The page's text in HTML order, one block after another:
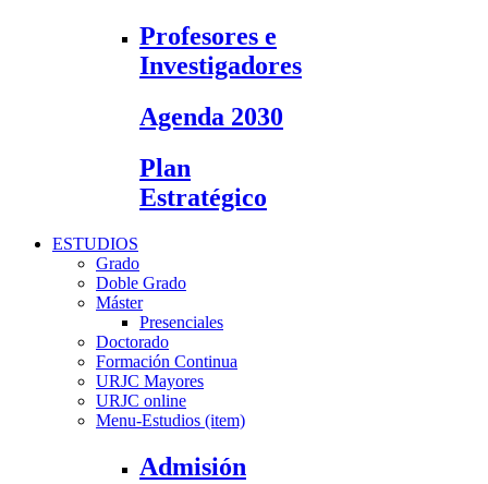
Profesores e
Investigadores
Agenda 2030
Plan
Estratégico
ESTUDIOS
Grado
Doble Grado
Máster
Presenciales
Doctorado
Formación Continua
URJC Mayores
URJC online
Menu-Estudios (item)
Admisión